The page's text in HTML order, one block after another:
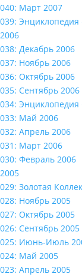
040: Март 2007
039:
2006
038: Декабрь 2006
037: Ноябрь 2006
036: Октябрь 2006
035: Сентябрь 2006
034:
033: Май 2006
032: Апрель 2006
031: Март 2006
030: Февраль 2006
2005
029: Золотая
028: Ноябрь 2005
027: Октябрь 2005
026: Сентябрь 2005
025: Июнь-Июль
024: Май 2005
023: Апрель 2005